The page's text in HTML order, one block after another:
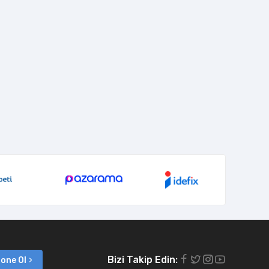
Ol Bizi Takip Edin: